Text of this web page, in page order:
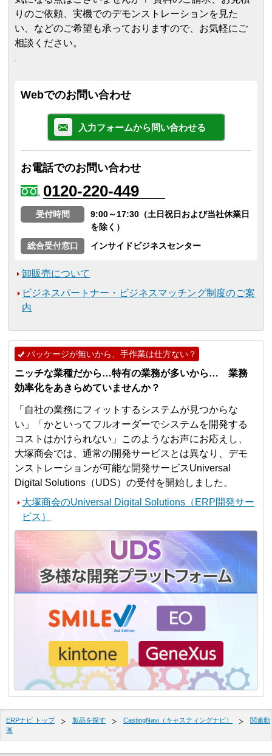
りのご依頼、実機でのデモンストレーションを見た
い、などのご希望も承っておりますので、お気軽にご
相談ください。
Webでのお問い合わせ
入力フォームから問い合わせる
お電話でのお問い合わせ
0120-220-449
受付時間
9:00～17:30（土日祝日および当社休業日
を除く）
総合受付窓口
インサイドビジネスセンター
卸販売について
ビジネスパートナー・ビジネスマッチング制度のご案
内
パッケージが無いから、手作業は仕方ない？
ニッチな業種だから…特有の業務が多いから… 業務
効率化をあきらめていませんか？
「自社の業務にフィットするシステムが見つからな
い」「かといってフルオーダーでシステムを開発する
コストはかけられない」このようなお声にお応えし、
大塚商会では、通常の開発サービスとは異なり、デモ
ンストレーションが可能な開発サービスUniversal
Digital Solutions（UDS）の受付を開始しました。
大塚商会のUniversal Digital Solutions（ERP開発サー
ビス）
ERPナビ トップ 製品を探す CastingNavi（キャスティングナビ）
関連動
画